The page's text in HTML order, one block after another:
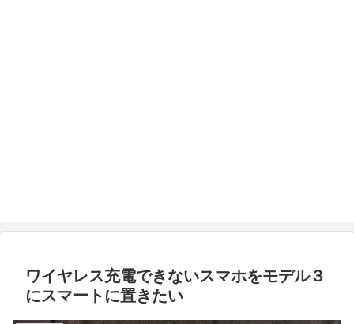
ワイヤレス充電できないスマホをモデル３
にスマートに置きたい